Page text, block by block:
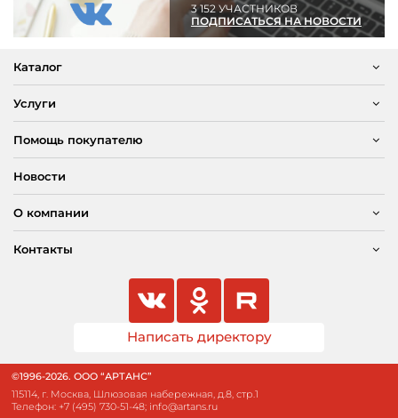
3 152 УЧАСТНИКОВ
ПОДПИСАТЬСЯ НА НОВОСТИ
Каталог
Услуги
Помощь покупателю
Новости
О компании
Контакты
Написать директору
©1996-2026. ООО “АРТАНС”
115114, г. Москва, Шлюзовая набережная, д.8, стр.1
Телефон: +7 (495) 730-51-48; info@artans.ru